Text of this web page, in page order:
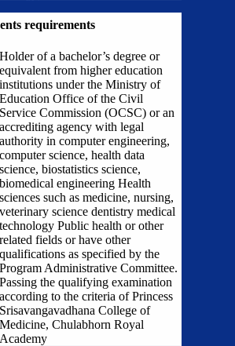
requirements
Holder of a bachelor’s degree or
equivalent from higher education
institutions under the Ministry of
Education Office of the Civil
Service Commission (OCSC) or an
accrediting agency with legal
authority in computer engineering,
computer science, health data
science, biostatistics science,
biomedical engineering Health
sciences such as medicine, nursing,
veterinary science dentistry medical
technology Public health or other
related fields or have other
qualifications as specified by the
Program Administrative Committee.
Passing the qualifying examination
according to the criteria of Princess
Srisavangavadhana College of
Medicine, Chulabhorn Royal
Academy